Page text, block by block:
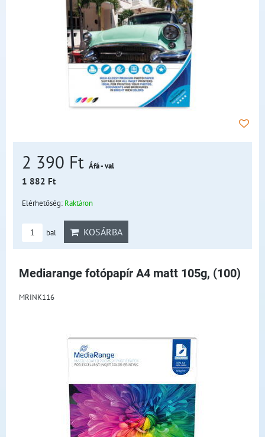
2 390 Ft Áfá - val
1 882 Ft
Elérhetőség: Raktáron
bal KOSÁRBA
Mediarange fotópapír A4 matt 105g, (100)
MRINK116